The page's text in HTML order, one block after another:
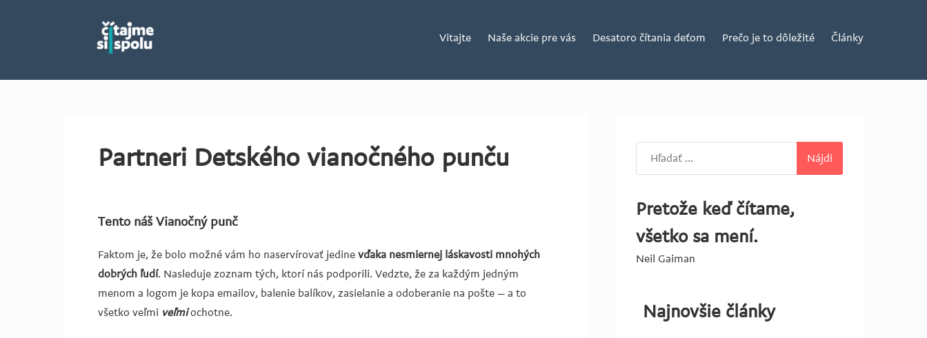
Vitajte Naše akcie pre vás Desatoro čítania deťom Prečo je to dôležité Články
Partneri Detského vianočného punču
Tento náš Vianočný punč
Faktom je, že bolo možné vám ho naservírovať jedine vďaka nesmiernej láskavosti mnohých
dobrých ľudí. Nasleduje zoznam tých, ktorí nás podporili. Vedzte, že za každým jedným
menom a logom je kopa emailov, balenie balíkov, zasielanie a odoberanie na pošte – a to
všetko veľmi veľmiochotne.
Pretože keď čítame,
všetko sa mení.
Neil Gaiman
Najnovšie články